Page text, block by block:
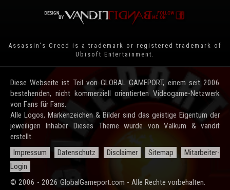
Assassin's Creed is a trademark or registered trademark of
Ubisoft Entertainment
Diese Webseite ist Teil von GLOBAL GAMEPORT, einem seit 2006
bestehenden, nicht kommerziell orientierten Videogame-Netzwerk
von Fans für Fans.
Alle Logos, Markenzeichen & Bilder sind das geistige Eigentum der
jeweiligen Inhaber. Dieses Theme wurde von Valkum & vandit
erstellt.
Impressum
Datenschutz Disclaimer Sitemap
Mitarbeiter-
Login
© 2006 - 2026 GlobalGameport.com - Alle Rechte vorbehalten.